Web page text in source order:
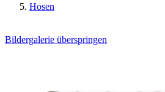
Hosen
Bildergalerie überspringen